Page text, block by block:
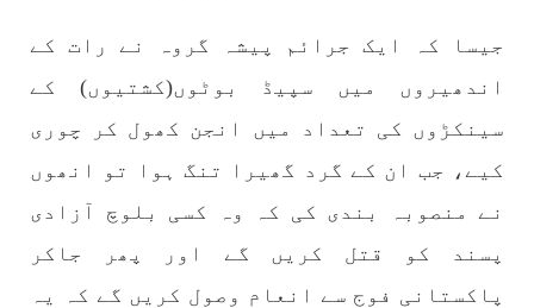
جیسا کہ ایک جرائم پیشہ گروہ نے رات کے
اندھیروں میں سپیڈ بوٹوں(کشتیوں) کے
سینکڑوں کی تعداد میں انجن کھول کر چوری
کیے، جب ان کے گرد گھیرا تنگ ہوا تو انھوں
نے منصوبہ بندی کی کہ وہ کسی بلوچ آزادی
پسند کو قتل کریں گے اور پھر جاکر
پاکستانی فوج سے انعام وصول کریں گے کہ یہ